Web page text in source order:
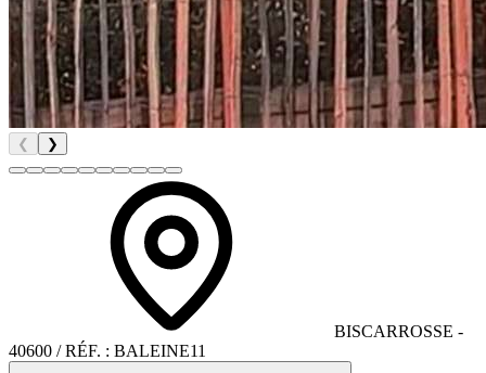
❮ ❯
BISCARROSSE -
40600 / RÉF. : BALEINE11